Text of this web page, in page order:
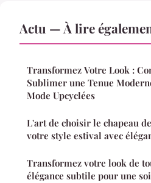
Actu — À lire
Transformez Votre Look :
Sublimer une Tenue
Mode Upcyclées
L'art de choisir le chapeau
votre style estival avec
Transformez votre look de
élégance subtile pour une